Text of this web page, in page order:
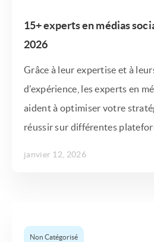
15+ experts en médias
2026
Grâce à leur expertise et à
d’expérience, les experts en
aident à optimiser votre
réussir sur différentes
janvier 12, 2026
Non Catégorisé